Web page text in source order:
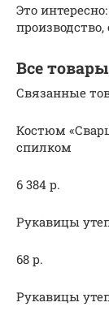
Это
Все
Связанные
Костюм
спилком
6 384 р.
Рукавицы
68 р.
Рукавицы